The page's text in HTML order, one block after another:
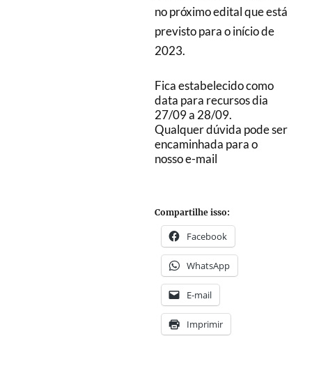
no próximo edital que está
previsto para o início de
2023.
Fica estabelecido como
data para recursos dia
27/09 a 28/09.
Qualquer dúvida pode ser
encaminhada para o
nosso e-mail
Compartilhe isso:
Facebook
WhatsApp
E-mail
Imprimir